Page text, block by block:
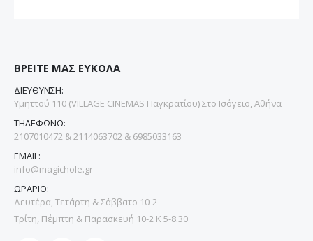
ΒΡΕΙΤΕ ΜΑΣ ΕΥΚΟΛΑ
ΔΙΕΥΘΥΝΣΗ:
Υμηττού 110 (VILLAGE CINEMAS Παγκρατίου) Στο Ισόγειο, Αθήνα
ΤΗΛΕΦΩΝΟ:
2107010472 & 2114063702 & 6985033163
EMAIL:
info@magichole.gr
ΩΡΑΡΙΟ:
Δευτέρα, Τετάρτη & Σάββατο 10-2
Τρίτη, Πέμπτη & Παρασκευή 10-2 Κ 5-8.30